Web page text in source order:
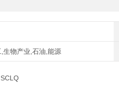
生物产业,石油,能源